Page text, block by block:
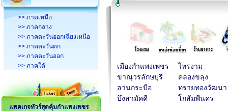
>> ภาคเหนือ
>> ภาคกลาง
>> ภาคตะวันออกเฉียงเหนือ
>> ภาคตะวันตก
>> ภาคตะวันออก
>> ภาคใต้
แพคเกจทัวร์สุดคุ้มกำแพงเพชร
เมืองกำแพงเพชร
ไทรงาม
ขาณุวรลักษบุรี
คลองขลุง
ลานกระบือ
ทรายทองวัฒนา
บึงสามัคคี
โกสัมพีนคร